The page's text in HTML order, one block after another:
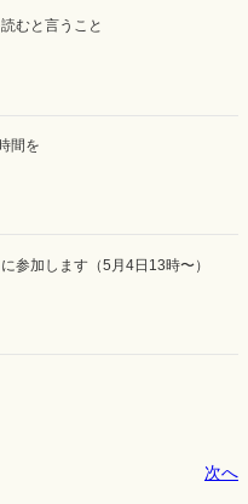
むと言うこと
間を
参加します（5月4日13時〜）
次へ